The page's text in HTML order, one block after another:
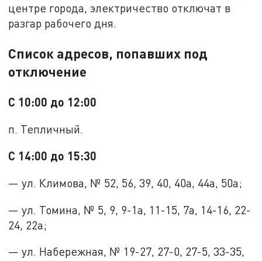
центре города, электричество отключат в
разгар рабочего дня.
Список адресов, попавших под
отключение
С 10:00 до 12:00
п. Тепличный.
С 14:00 до 15:30
— ул. Климова, № 52, 56, 39, 40, 40а, 44а, 50а;
— ул. Томина, № 5, 9, 9-1а, 11-15, 7а, 14-16, 22-
24, 22а;
— ул. Набережная, № 19-27, 27-0, 27-5, 33-35,